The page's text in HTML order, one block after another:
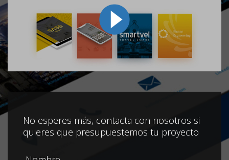
No esperes más, contacta con nosotros si
quieres que presupuestemos tu proyecto